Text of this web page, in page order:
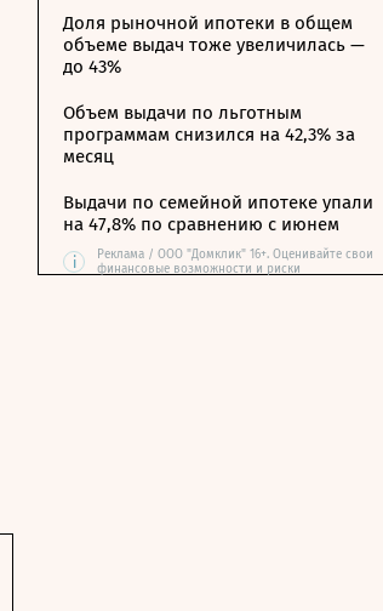
Доля рыночной ипотеки в общем
объеме выдач тоже увеличилась —
до 43%
Объем выдачи по льготным
программам снизился на 42,3% за
месяц
Выдачи по семейной ипотеке упали
на 47,8% по сравнению с июнем
i
Реклама / ООО "Домклик" 16+. Оценивайте свои
финансовые возможности и риски